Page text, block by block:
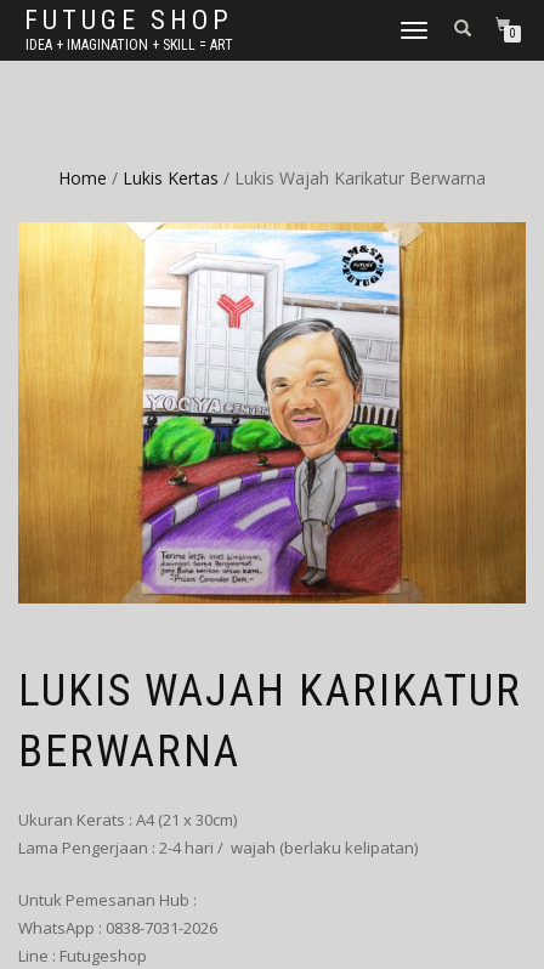
FUTUGE SHOP
IDEA + IMAGINATION + SKILL = ART
TOGGLE
0
Home / Lukis Kertas / Lukis Wajah Karikatur Berwarna
LUKIS WAJAH KARIKATUR
BERWARNA
Ukuran Kerats : A4 (21 x 30cm)
Lama Pengerjaan : 2-4 hari / wajah (berlaku kelipatan)
Untuk Pemesanan Hub :
WhatsApp : 0838-7031-2026
Line : Futugeshop